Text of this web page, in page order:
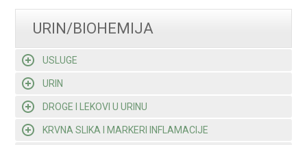
URIN/BIOHEMIJA
USLUGE
URIN
DROGE I LEKOVI U URINU
KRVNA SLIKA I MARKERI INFLAMACIJE